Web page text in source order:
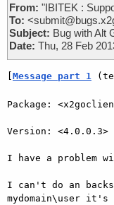
From: "IBITEK :
To:
Subject: Bug with Alt
Date: Thu, 28 Feb
Message part 1
Package:
Version: <4.0.0.3>
I have a problem
I can't do an
mydomain\user it's